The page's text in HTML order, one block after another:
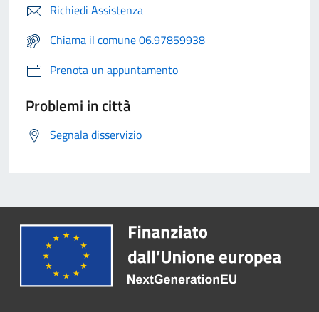
Richiedi Assistenza
Chiama il comune 06.97859938
Prenota un appuntamento
Problemi in città
Segnala disservizio